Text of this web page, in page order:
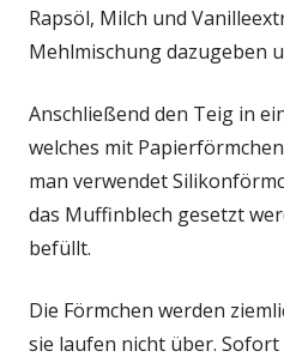
Rapsöl, Milch und
Mehlmischung dazugeben
Anschließend den Teig in
welches mit
man verwendet
das Muffinblech gesetzt
befüllt.
Die Förmchen werden
sie laufen nicht über.